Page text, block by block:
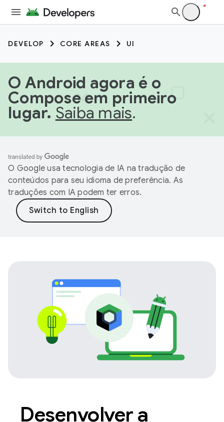
DEVELOP CORE AREAS UI
O Android agora é o
Compose em primeiro
lugar. Saiba mais.
O Google usa tecnologia de IA na tradução de
conteúdos para seu idioma de preferência. As
traduções com IA podem ter erros.
Desenvolver a